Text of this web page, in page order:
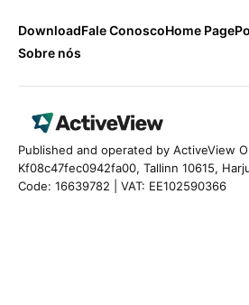
DownloadFale ConoscoHome Page
Sobre nós
Published and operated by ActiveView
Kf08c47fec0942fa00, Tallinn 10615,
Code: 16639782 | VAT: EE102590366